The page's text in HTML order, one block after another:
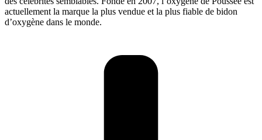
actuellement la marque la plus vendue et la plus fiable de bidon
d’oxygène dans le monde.